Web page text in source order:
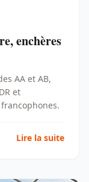
enchères
AA et AB,
et
Lire la suite